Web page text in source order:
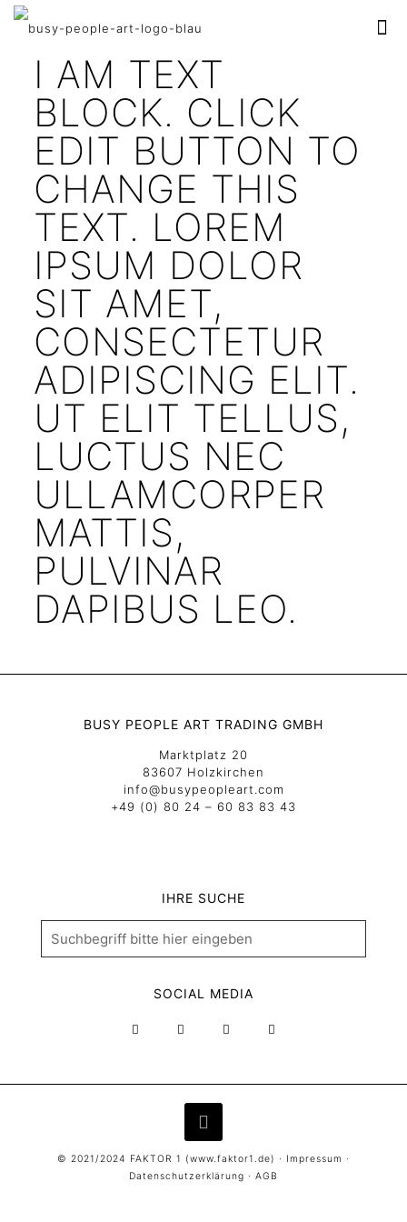
I AM TEXT
BLOCK. CLICK
EDIT BUTTON TO
CHANGE THIS
TEXT. LOREM
IPSUM DOLOR
SIT AMET,
CONSECTETUR
ADIPISCING ELIT.
UT ELIT TELLUS,
LUCTUS NEC
ULLAMCORPER
MATTIS,
PULVINAR
DAPIBUS LEO.
BUSY PEOPLE ART TRADING GMBH
Marktplatz 20
83607 Holzkirchen
info@busypeopleart.com
+49 (0) 80 24 – 60 83 83 43
IHRE SUCHE
SOCIAL MEDIA
© 2021/2024 FAKTOR 1 (www.faktor1.de) · Impressum ·
Datenschutzerklärung · AGB